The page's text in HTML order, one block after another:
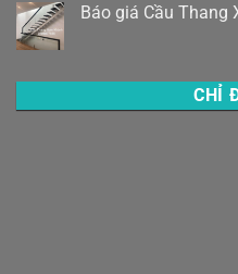
Báo giá Cầu Thang
CHỈ